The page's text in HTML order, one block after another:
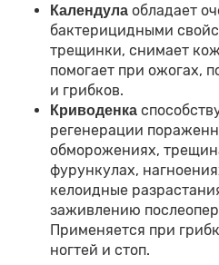
Календула обладает
бактерицидными
трещинки, снимает
помогает при ожогах,
и грибков.
Криводенка
регенерации
обморожениях,
фурункулах,
келоидные
заживлению
Применяется при
ногтей и стоп.